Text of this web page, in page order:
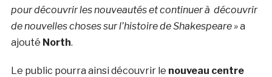
pour découvrir les nouveautés et continuer à découvrir
de nouvelles choses sur l’histoire de Shakespeare »a
ajouté North.
Le public pourra ainsi découvrir le nouveau centre